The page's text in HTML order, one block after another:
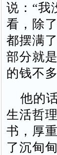
说：“我
看，除
都摆满
部分就
的钱不
他的话
生活哲
书，厚
了沉甸